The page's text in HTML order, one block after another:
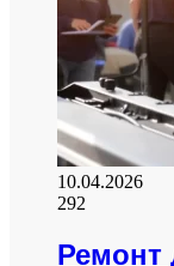
10.04.2026
292
Ремонт